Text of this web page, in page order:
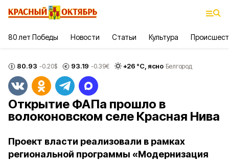
80 лет Победы Новости Статьи Культура
80.93 -0.20$ 93.19 -0.39€ +26 °С, ясно Белгород
Открытие ФАПа прошло в
волоконовском селе Красная Нива
Проект власти реализовали в рамках
региональной программы «Модернизация